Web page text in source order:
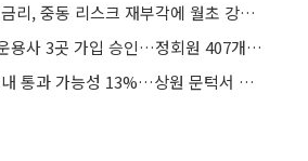
금투협 “4월 국고채 금리, 중동 리스크 재부각에 월초 강세분 반납”
금융투자협회, 자산운용사 3곳 가입 승인…정회원 407개사로 확대
美 클래리티 법안 연내 통과 가능성 13%…상원 문턱서 제동